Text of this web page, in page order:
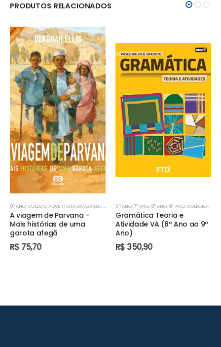
PRODUTOS RELACIONADOS
8º ANO,COLÉGIO ADVENTISTA DA ASA SUL,COLÉGIO ADVENTISTA DE ÁGUAS CLARAS,COLÉGIO
A viagem de Parvana -
Mais histórias de uma
garota afegã
R$ 75,70
6º ANO,7º ANO, 8º ANO, 9º ANO,COLÉGIO ADVENTISTA DA ASA SUL
Gramática Teoria e
Atividade VA (6º Ano ao 9º
Ano)
R$ 350,90